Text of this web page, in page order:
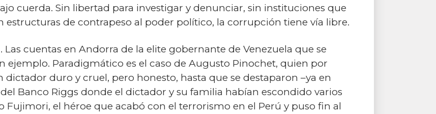
cuerda. Sin libertad para investigar y denunciar, sin instituciones que
de contrapeso al poder político, la corrupción tiene vía libre.
cuentas en Andorra de la elite gobernante de Venezuela que se
ejemplo. Paradigmático es el caso de Augusto Pinochet, quien por
duro y cruel, pero honesto, hasta que se destaparon –ya en
Banco Riggs donde el dictador y su familia habían escondido varios
Fujimori, el héroe que acabó con el terrorismo en el Perú y puso fin al